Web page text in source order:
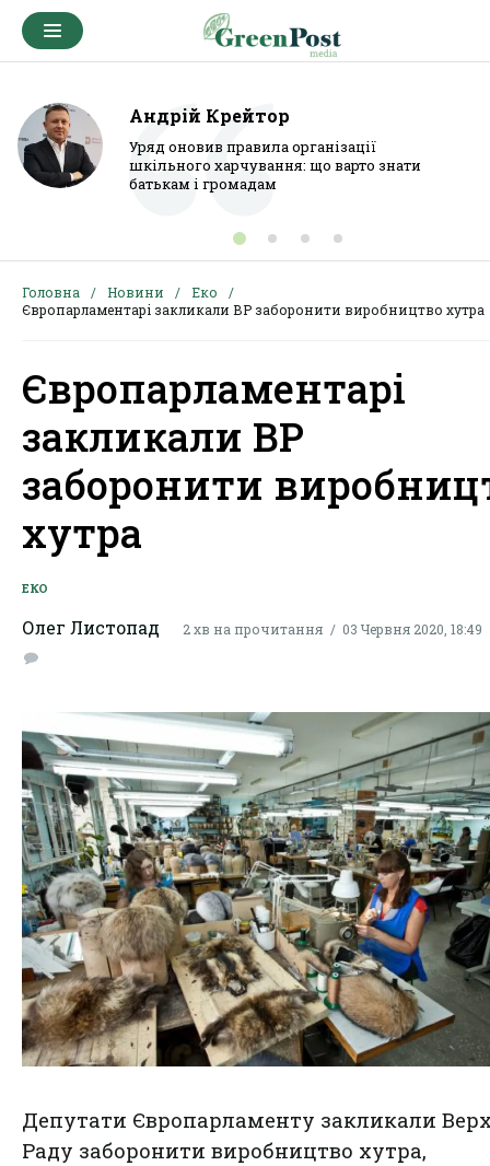
Андрій Крейтор
Уряд оновив правила організації
шкільного харчування: що варто знати
батькам і громадам
Головна Новини
Еко
Європарламентарі закликали ВР заборонити виробництво хутра
Європарламентарі
закликали ВР
заборонити
хутра
ЕКО
Олег Листопад 2 хв на прочитання 03 Червня 2020, 18:49
Депутати Європарламенту закликали
Раду заборонити виробництво хутра,